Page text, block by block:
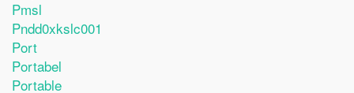
Pmsl
Pndd0xkslc001
Port
Portabel
Portable